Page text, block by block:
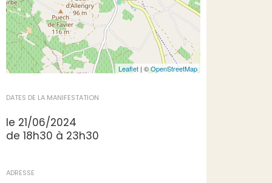
Leaflet | ©OpenStreetMap
DATES DE LA MANIFESTATION
le 21/06/2024
de 18h30 à 23h30
ADRESSE